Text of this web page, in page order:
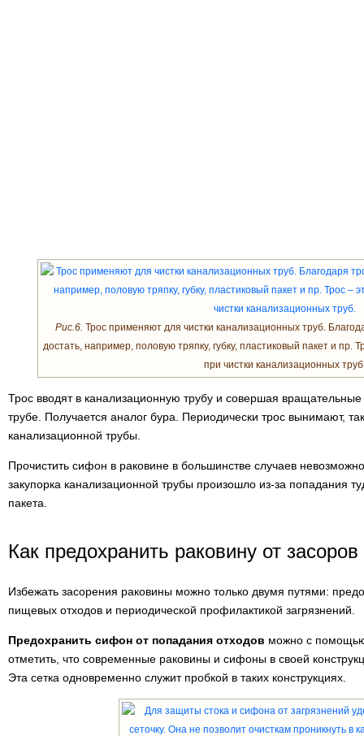
Рис.6. Трос применяют для чистки канализационных труб.
достать, например, половую тряпку, губку, пластиковый пакет и пр.
при чистки канализационных
Трос вводят в канализационную трубу и совершая
трубе. Получается аналог бура. Периодически трос вынимают,
канализационной трубы.
Прочистить сифон в раковине в большинстве случаев
закупорка канализационной трубы произошло из-за попадания
пакета.
Как предохранить раковину от засоров
Избежать засорения раковины можно только двумя путями:
пищевых отходов и периодической профилактикой загрязнений.
Предохранить сифон от попадания отходов можно с
отметить, что современные раковины и сифоны в своей
Эта сетка одновременно служит пробкой в таких конструкциях.